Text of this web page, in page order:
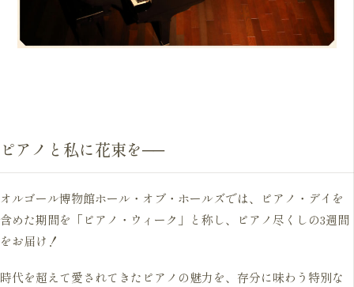
ピアノと私に花束を──
オルゴール博物館ホール・オブ・ホールズでは、ピアノ・デイを
含めた期間を「ピアノ・ウィーク」と称し、ピアノ尽くしの3週間
をお届け！
時代を超えて愛されてきたピアノの魅力を、存分に味わう特別な